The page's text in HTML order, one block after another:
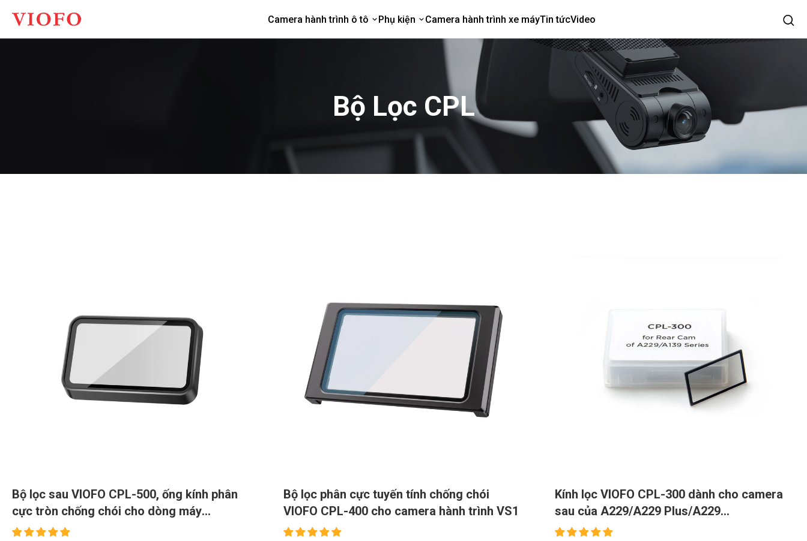
Viofo
Camera hành trình ô tô Phụ kiện Camera hành trình xe máyTin tứcVideo
Bộ Lọc CPL
Bộ lọc sau VIOFO CPL-500, ống kính phân
cực tròn chống chói cho dòng máy
RTC300/A329/A329S
Bộ lọc phân cực tuyến tính chống chói
VIOFO CPL-400 cho camera hành trình VS1
Kính lọc VIOFO CPL-300 dành cho camera
sau của A229/A229 Plus/A229
Pro/A139/A139 Pro/T130